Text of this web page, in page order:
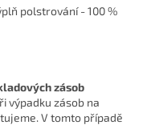
polstrování - 100 %
zásob
výpadku zásob na
V tomto případě